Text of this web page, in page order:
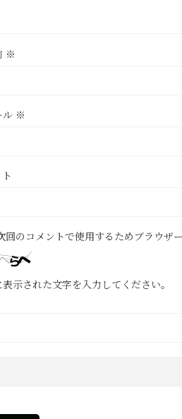
※
ル ※
回のコメントで使用するためブラウザ
示された文字を入力してください。